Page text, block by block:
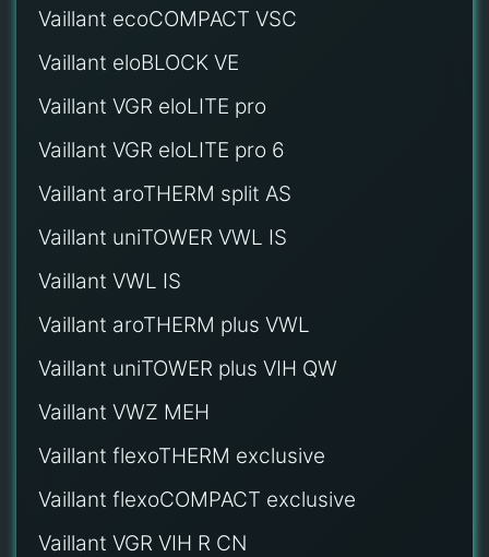
Vaillant ecoCOMPACT VSC
Vaillant eloBLOCK VE
Vaillant VGR eloLITE pro
Vaillant VGR eloLITE pro 6
Vaillant aroTHERM split AS
Vaillant uniTOWER VWL IS
Vaillant VWL IS
Vaillant aroTHERM plus VWL
Vaillant uniTOWER plus VIH QW
Vaillant VWZ MEH
Vaillant flexoTHERM exclusive
Vaillant flexoCOMPACT exclusive
Vaillant VGR VIH R CN